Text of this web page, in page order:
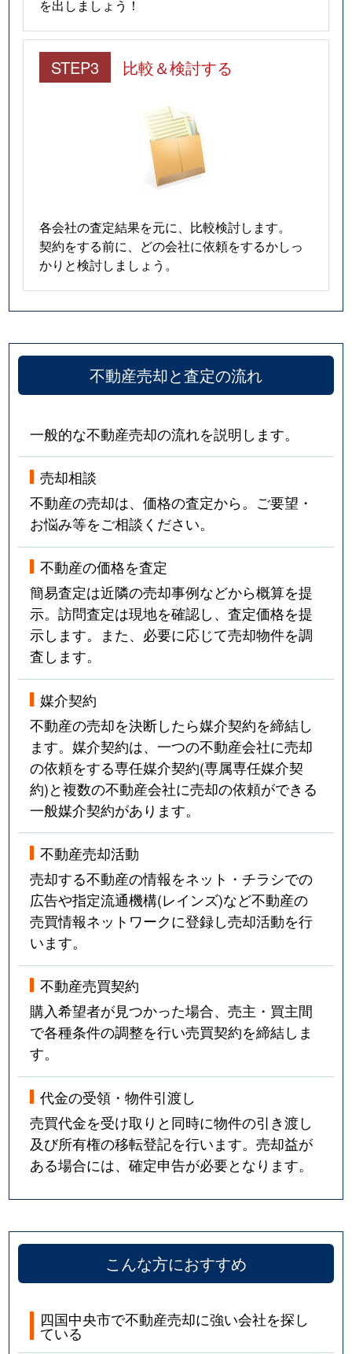
を出しましょう！
STEP3 比較＆検討する
各会社の査定結果を元に、比較検討します。
契約をする前に、どの会社に依頼をするかしっ
かりと検討しましょう。
不動産売却と査定の流れ
一般的な不動産売却の流れを説明します。
売却相談
不動産の売却は、価格の査定から。ご要望・
お悩み等をご相談ください。
不動産の価格を査定
簡易査定は近隣の売却事例などから概算を提
示。訪問査定は現地を確認し、査定価格を提
示します。また、必要に応じて売却物件を調
査します。
媒介契約
不動産の売却を決断したら媒介契約を締結し
ます。媒介契約は、一つの不動産会社に売却
の依頼をする専任媒介契約(専属専任媒介契
約)と複数の不動産会社に売却の依頼ができる
一般媒介契約があります。
不動産売却活動
売却する不動産の情報をネット・チラシでの
広告や指定流通機構(レインズ)など不動産の
売買情報ネットワークに登録し売却活動を行
います。
不動産売買契約
購入希望者が見つかった場合、売主・買主間
で各種条件の調整を行い売買契約を締結しま
す。
代金の受領・物件引渡し
売買代金を受け取りと同時に物件の引き渡し
及び所有権の移転登記を行います。売却益が
ある場合には、確定申告が必要となります。
こんな方におすすめ
四国中央市で不動産売却に強い会社を探し
ている